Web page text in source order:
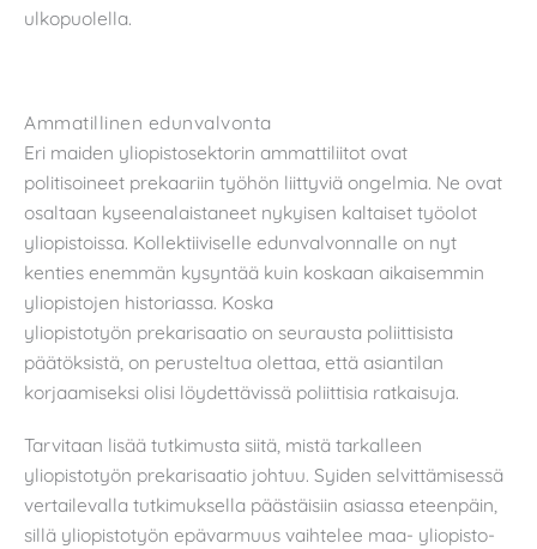
ulkopuolella.
Ammatillinen edunvalvonta
Eri maiden yliopistosektorin ammattiliitot ovat
politisoineet prekaariin työhön liittyviä ongelmia. Ne ovat
osaltaan kyseenalaistaneet nykyisen kaltaiset työolot
yliopistoissa. Kollektiiviselle edunvalvonnalle on nyt
kenties enemmän kysyntää kuin koskaan aikaisemmin
yliopistojen historiassa. Koska
yliopistotyön prekarisaatio on seurausta poliittisista
päätöksistä, on perusteltua olettaa, että asiantilan
korjaamiseksi olisi löydettävissä poliittisia ratkaisuja.
Tarvitaan lisää tutkimusta siitä, mistä tarkalleen
yliopistotyön prekarisaatio johtuu. Syiden selvittämisessä
vertailevalla tutkimuksella päästäisiin asiassa eteenpäin,
sillä yliopistotyön epävarmuus vaihtelee maa- yliopisto-